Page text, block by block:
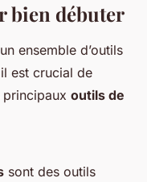
bien débuter
ensemble d’outils
est crucial de
outils de
sont des outils